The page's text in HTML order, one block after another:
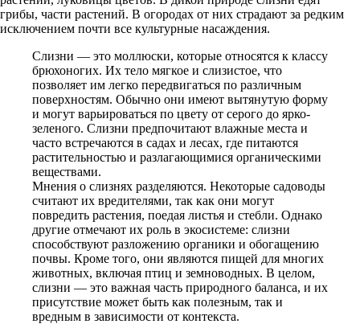
грибы, части растений. В огородах от них страдают за редким
исключением почти все культурные насаждения.
Слизни — это моллюски, которые относятся к классу
брюхоногих. Их тело мягкое и слизистое, что
позволяет им легко передвигаться по различным
поверхностям. Обычно они имеют вытянутую форму
и могут варьироваться по цвету от серого до ярко-
зеленого. Слизни предпочитают влажные места и
часто встречаются в садах и лесах, где питаются
растительностью и разлагающимися органическими
веществами.
Мнения о слизнях разделяются. Некоторые садоводы
считают их вредителями, так как они могут
повредить растения, поедая листья и стебли. Однако
другие отмечают их роль в экосистеме: слизни
способствуют разложению органики и обогащению
почвы. Кроме того, они являются пищей для многих
животных, включая птиц и земноводных. В целом,
слизни — это важная часть природного баланса, и их
присутствие может быть как полезным, так и
вредным в зависимости от контекста.